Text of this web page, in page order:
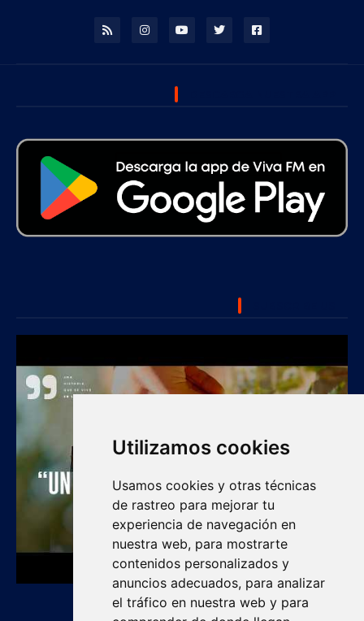
Utilizamos cookies
Usamos cookies y otras técnicas
de rastreo para mejorar tu
experiencia de navegación en
nuestra web, para mostrarte
contenidos personalizados y
anuncios adecuados, para analizar
el tráfico en nuestra web y para